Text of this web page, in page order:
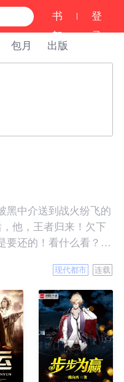
书
架
登
录
包月 出版
黑中介送到战火纷飞的
他，王者归来！欠下
要还的！看什么看？说
现代都市 连载